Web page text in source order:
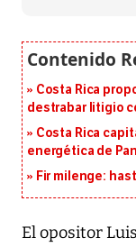
Costa Rica
destrabar litigio
Costa Rica
energética de
Fir milenge:
El opositor